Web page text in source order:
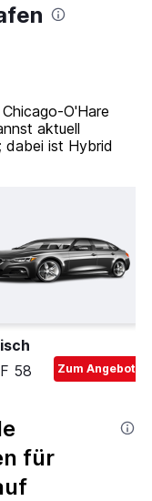
O'Hare
aktuell
ist Hybrid
58
Zum Angebot
für